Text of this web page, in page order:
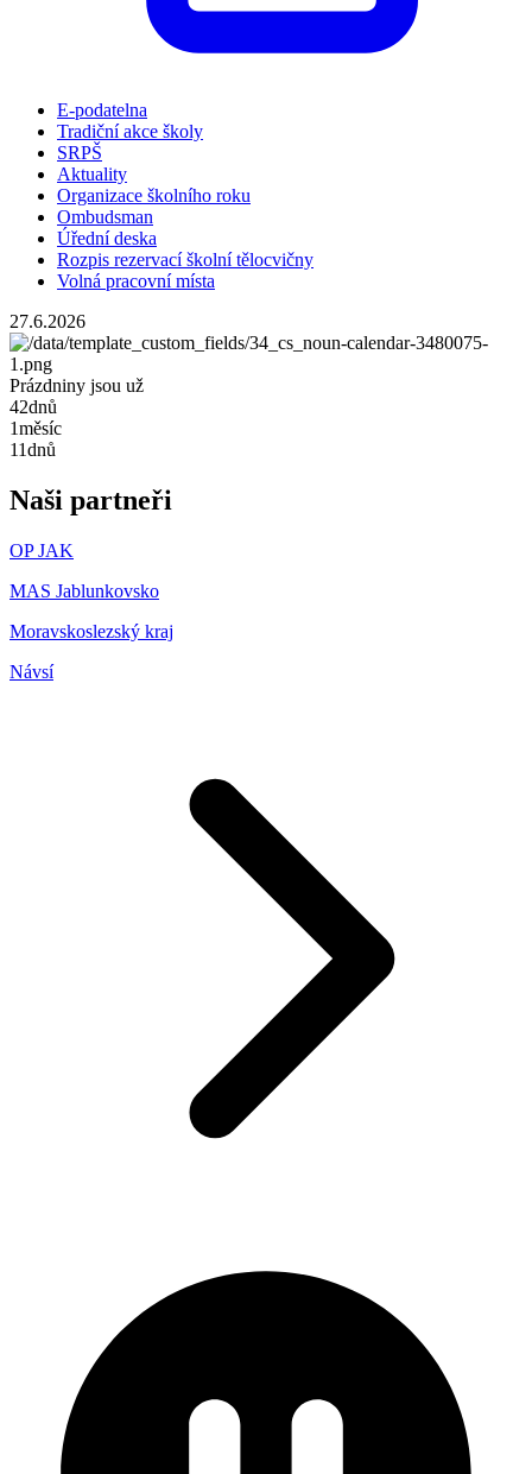
E-podatelna
Tradiční akce školy
SRPŠ
Aktuality
Organizace školního roku
Ombudsman
Úřední deska
Rozpis rezervací školní tělocvičny
Volná pracovní místa
27.6.2026
Prázdniny jsou už
42dnů
1měsíc
11dnů
Naši partneři
OP JAK
MAS Jablunkovsko
Moravskoslezský kraj
Návsí